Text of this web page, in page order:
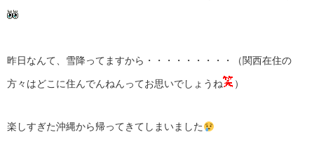
昨日なんて、雪降ってますから・・・・・・・・・（関西在住の
方々はどこに住んでんねんってお思いでしょうね ）
楽しすぎた沖縄から帰ってきてしまいました